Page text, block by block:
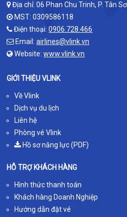
Địa chỉ: 06 Phan Chu Trinh, P. Tân
MST: 0309586118
Điện thoại:0906.728.466
Email:airlines@vlink.vn
Website:www.vlink.vn
GIỚI THIỆU VLINK
Về Vlink
Dịch vụ du lịch
Liên hệ
Phòng vé Vlink
Hồ sơ năng lực (PDF)
HỖ TRỢ KHÁCH HÀNG
Hình thức thanh toán
Khách hàng Doanh Nghiệp
Hướng dẫn đặt vé